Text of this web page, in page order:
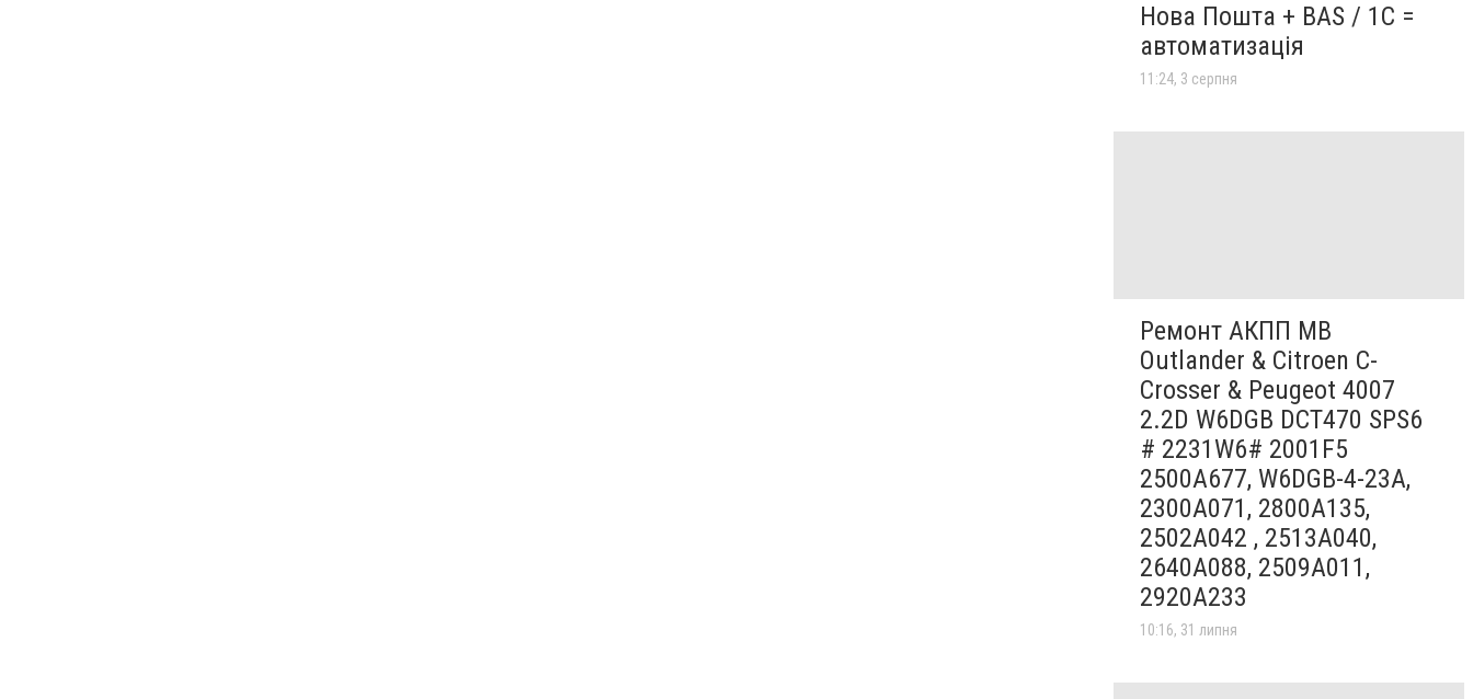
Нова Пошта + BAS / 1C =
автоматизація
11:24, 3 серпня
Ремонт АКПП MB
Outlander & Citroen C-
Crosser & Peugeot 4007
2.2D W6DGB DCT470 SPS6
# 2231W6# 2001F5
2500A677, W6DGB-4-23A,
2300A071, 2800A135,
2502A042 , 2513A040,
2640A088, 2509A011,
2920A233
10:16, 31 липня